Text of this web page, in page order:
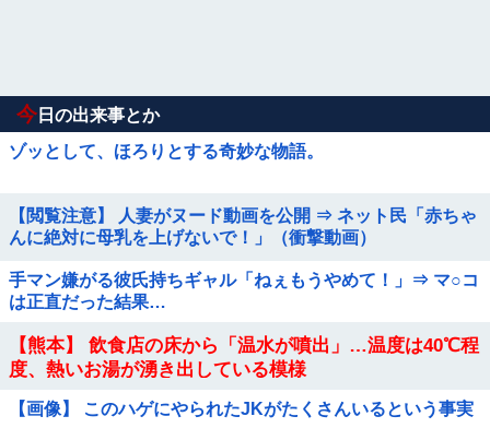
今 日の出来事とか
ゾッとして、ほろりとする奇妙な物語。
【閲覧注意】 人妻がヌード動画を公開 ⇒ ネット民「赤ちゃ
んに絶対に母乳を上げないで！」（衝撃動画）
手マン嫌がる彼氏持ちギャル「ねぇもうやめて！」⇒ マ○コ
は正直だった結果…
【熊本】 飲食店の床から「温水が噴出」…温度は40℃程
度、熱いお湯が湧き出している模様
【画像】 このハゲにやられたJKがたくさんいるという事実